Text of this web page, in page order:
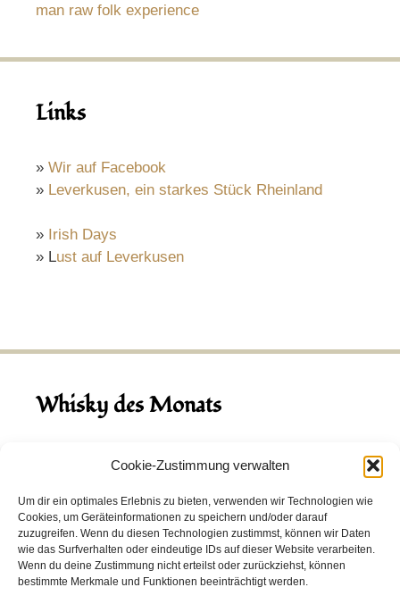
Cookie-Zustimmung verwalten
Um dir ein optimales Erlebnis zu bieten, verwenden wir Technologien wie
Cookies, um Geräteinformationen zu speichern und/oder darauf
zuzugreifen. Wenn du diesen Technologien zustimmst, können wir Daten
wie das Surfverhalten oder eindeutige IDs auf dieser Website verarbeiten.
Wenn du deine Zustimmung nicht erteilst oder zurückziehst, können
bestimmte Merkmale und Funktionen beeinträchtigt werden.
man raw folk experience
Links
» Wir auf Facebook
» Leverkusen, ein starkes Stück Rheinland
» Irish Days
» Lust auf Leverkusen
Whisky des Monats
August 2026
Hinch Double Wood
Destillerie:Hinch(Irland)
Single Malt, 43.0%
Peated: Nein